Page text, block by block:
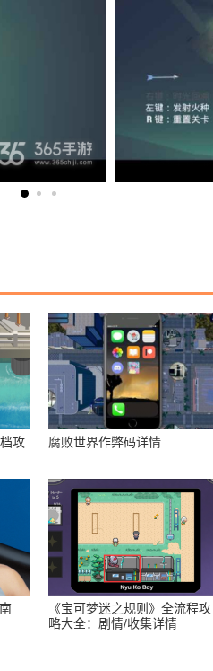
攻 腐败世界作弊码详情
《宝可梦迷之规则》全流程攻
略大全：剧情/收集详情